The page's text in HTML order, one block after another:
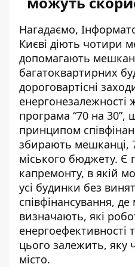
Нагадаємо,
Києві діють чотири
допомагають
багатоквартирних
дороговартісні
енергонезалежності
програма “70 на 30”,
принципом
збирають мешканці,
міського бюджету. Є
капремонту, в якій
усі будинки без
співфінансування,
визначають, які
енергоефективності
цього залежить, яку
місто.